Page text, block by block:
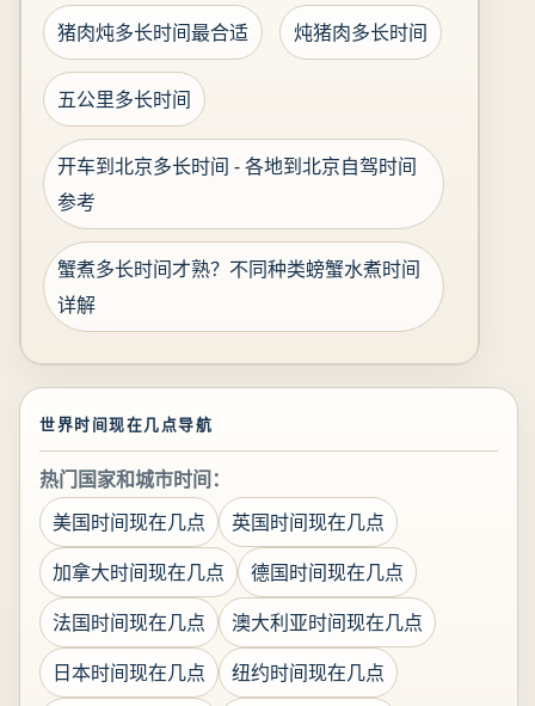
猪肉炖多长时间最合适 炖猪肉多长时间
五公里多长时间
开车到北京多长时间 - 各地到北京自驾时间
参考
蟹煮多长时间才熟？不同种类螃蟹水煮时间
详解
世界时间现在几点导航
热门国家和城市时间：
美国时间现在几点
英国时间现在几点
加拿大时间现在几点
德国时间现在几点
法国时间现在几点
澳大利亚时间现在几点
日本时间现在几点
纽约时间现在几点